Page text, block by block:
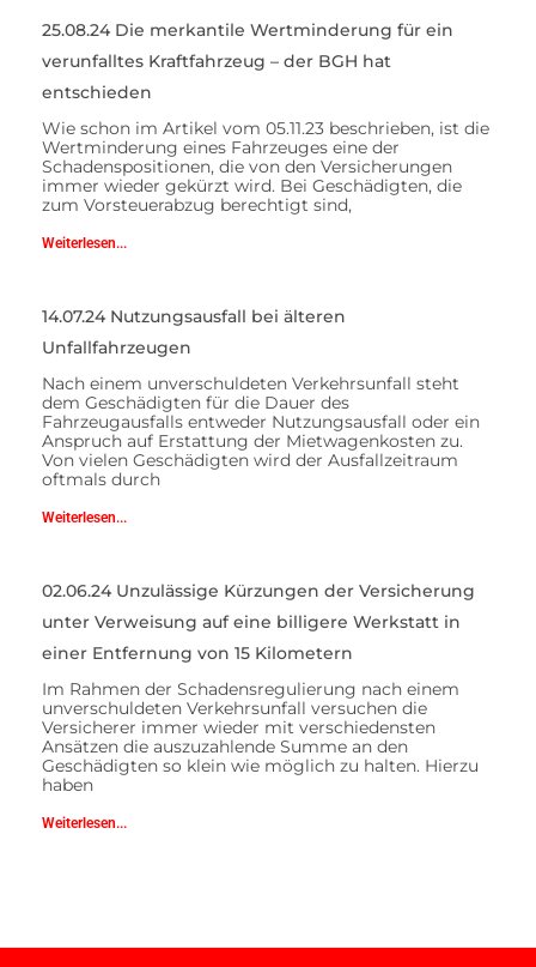
25.08.24 Die merkantile Wertminderung für ein
verunfalltes Kraftfahrzeug – der BGH hat
entschieden
Wie schon im Artikel vom 05.11.23 beschrieben, ist die
Wertminderung eines Fahrzeuges eine der
Schadenspositionen, die von den Versicherungen
immer wieder gekürzt wird. Bei Geschädigten, die
zum Vorsteuerabzug berechtigt sind,
Weiterlesen...
14.07.24 Nutzungsausfall bei älteren
Unfallfahrzeugen
Nach einem unverschuldeten Verkehrsunfall steht
dem Geschädigten für die Dauer des
Fahrzeugausfalls entweder Nutzungsausfall oder ein
Anspruch auf Erstattung der Mietwagenkosten zu.
Von vielen Geschädigten wird der Ausfallzeitraum
oftmals durch
Weiterlesen...
02.06.24 Unzulässige Kürzungen der Versicherung
unter Verweisung auf eine billigere Werkstatt in
einer Entfernung von 15 Kilometern
Im Rahmen der Schadensregulierung nach einem
unverschuldeten Verkehrsunfall versuchen die
Versicherer immer wieder mit verschiedensten
Ansätzen die auszuzahlende Summe an den
Geschädigten so klein wie möglich zu halten. Hierzu
haben
Weiterlesen...